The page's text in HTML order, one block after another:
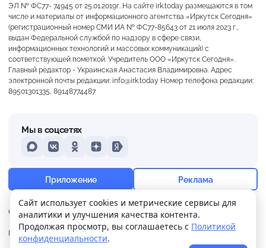
+29° Преимущественно ясно
Ощущается как +29
11 м/с 755 мм 52%
ЭЛ № ФС77- 74945 от 25.01.2019г. На сайте irk.today размещаются в том
числе и материалы от информационного агентства «Иркутск Сегодня»
(регистрационный номер СМИ ИА № ФС77-85643 от 21 июля 2023 г.,
выдан Федеральной службой по надзору в сфере связи,
информационных технологий и массовых коммуникаций) с
соответствующей пометкой. Учредитель ООО «Иркутск Сегодня».
Главный редактор - Украинская Анастасия Владимировна. Адрес
электронной почты редакции: info@irk.today Номер телефона редакции:
89501301335, 89148774487
О нас Контакты Прислать новость
Реклама
Политика
конфиденциальности
Мы в соцсетях
MAXVKontakteOdnoklassniki
DzenYandex
Приложение Реклама
Сайт использует cookies и метрические сервисы для
аналитики и улучшения качества контента.
Продолжая просмотр, вы соглашаетесь с Политикой
конфиденциальности.